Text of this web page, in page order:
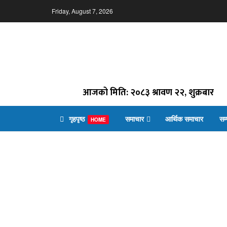
Friday, August 7, 2026
आजको मिति: २०८३ श्रावण २२, शुक्रबार
गृहपृष्ठ HOME समाचार आर्थिक समाचार